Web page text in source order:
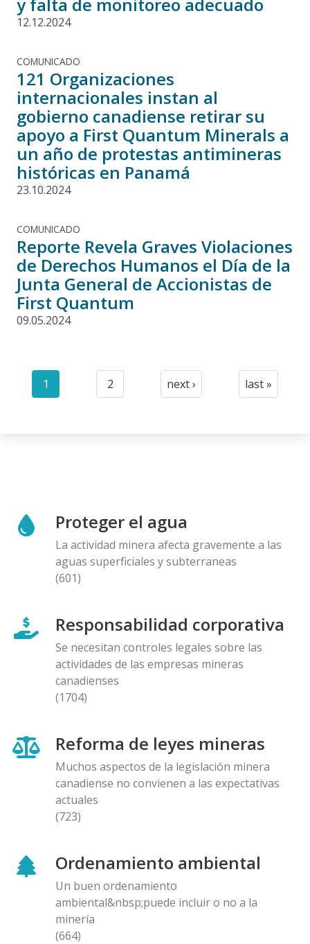
12.12.2024
COMUNICADO
121 Organizaciones
internacionales instan al
gobierno canadiense retirar su
apoyo a First Quantum Minerals a
un año de protestas antimineras
históricas en Panamá
23.10.2024
COMUNICADO
Reporte Revela Graves Violaciones
de Derechos Humanos el Día de la
Junta General de Accionistas de
First Quantum
09.05.2024
Paginación
Current
1
Page
2
Next
next ›
Last
last »
Proteger el agua
La actividad minera afecta gravemente a las
aguas superficiales y subterraneas
(601)
Responsabilidad corporativa
Se necesitan controles legales sobre las
actividades de las empresas mineras
canadienses
(1704)
Reforma de leyes mineras
Muchos aspectos de la legislación minera
canadiense no convienen a las expectativas
actuales
(723)
Ordenamiento ambiental
Un buen ordenamiento
ambiental&nbsp;puede incluir o no a la
minería
(664)